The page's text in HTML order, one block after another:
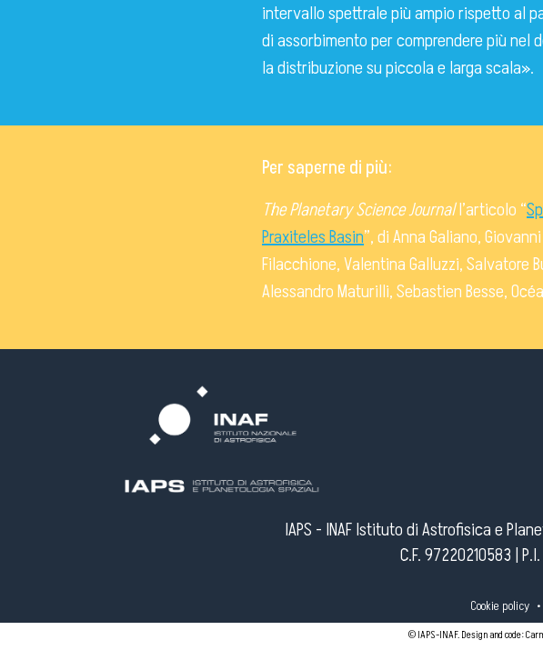
intervallo spettrale più ampio rispetto al
di assorbimento per comprendere più nel
la distribuzione su piccola e larga scala».
Per saperne di più:
The Planetary Science Journall’articolo “
Praxiteles Basin”, di Anna Galiano,
Filacchione, Valentina Galluzzi, Salvatore
Alessandro Maturilli, Sebastien Besse,
IAPS - INAF Istituto di Astrofisica e
C.F. 97220210583 |
Cookie policy •
© IAPS-INAF. Design and code: